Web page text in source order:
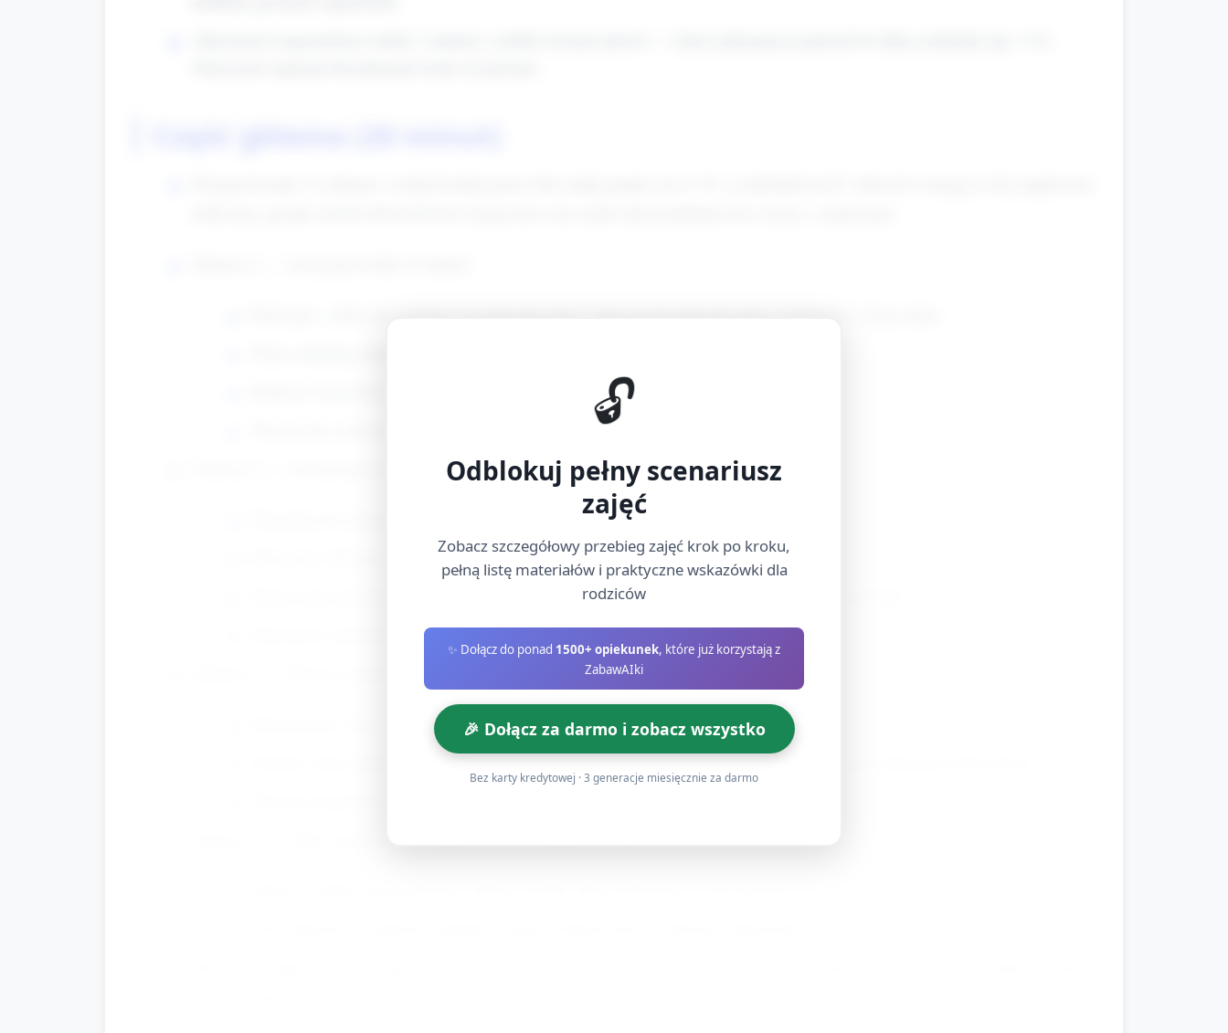
Edukator kontroluje poprawność i zachęca: „Policz na głos.”
Wariant dla szybszych: pokaż dwie karty i poproś, by dodały liczby (np. 2 + 3).
Zabawa 2 — Sortowanie i porównywanie (6 minut)
Przygotuj trzy miseczki podpisane ikonami (mała, średnia, duża) lub kolorami.
Polecenie: „Posortuj swoje tokeny na trzy grupy: mało, trochę, dużo.”
Dzieci same decydują, jak podzielić, a potem porównują grupy: „Gdzie jest więcej? Gdzie mniej?”
Nauczyciel wprowadza słowa porównawcze: więcej, mniej, tyle samo.
Pokaż prosty wzór: ciemny token, jasny token, ciemny, jasny (A B A B).
Zadanie: dzieci układają podobne wzory z własnych tokenów. Zachęć do tworzenia dłuższych sekwencji (A B A B A).
🔓
Odblokuj pełny scenariusz
zajęć
Zobacz szczegółowy przebieg zajęć krok po kroku,
pełną listę materiałów i praktyczne wskazówki dla
rodziców
✨ Dołącz do ponad 1500+ opiekunek, które już korzystają z
ZabawAIki
🎉 Dołącz za darmo i zobacz wszystko
Bez karty kredytowej · 3 generacje miesięcznie za darmo